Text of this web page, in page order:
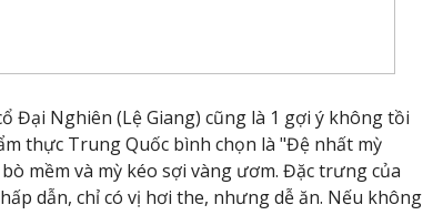
Đại Nghiên (Lệ Giang) cũng là 1 gợi ý không tồi
thực Trung Quốc bình chọn là "Đệ nhất mỳ
mềm và mỳ kéo sợi vàng ươm. Đặc trưng của
dẫn, chỉ có vị hơi the, nhưng dễ ăn. Nếu không